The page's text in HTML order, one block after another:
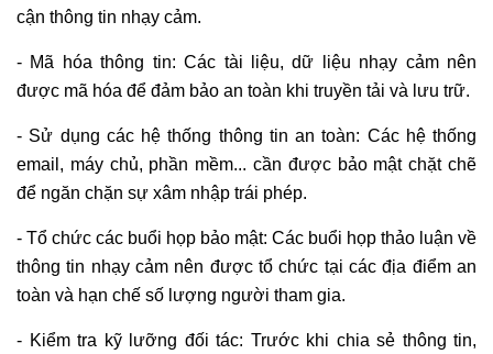
cận thông tin nhạy cảm.
- Mã hóa thông tin: Các tài liệu, dữ liệu nhạy cảm nên
được mã hóa để đảm bảo an toàn khi truyền tải và lưu trữ.
- Sử dụng các hệ thống thông tin an toàn: Các hệ thống
email, máy chủ, phần mềm... cần được bảo mật chặt chẽ
để ngăn chặn sự xâm nhập trái phép.
- Tổ chức các buổi họp bảo mật: Các buổi họp thảo luận về
thông tin nhạy cảm nên được tổ chức tại các địa điểm an
toàn và hạn chế số lượng người tham gia.
- Kiểm tra kỹ lưỡng đối tác: Trước khi chia sẻ thông tin,